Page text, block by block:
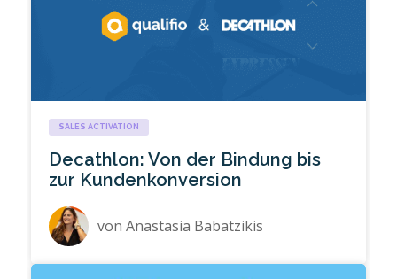
SALES ACTIVATION
Decathlon: Von der Bindung bis
zur Kundenkonversion
vonAnastasia Babatzikis